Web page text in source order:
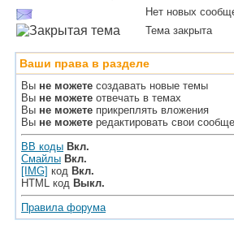
Нет новых
Тема закрыта
Ваши права в разделе
Вы не можете создавать новые темы
Вы не можете отвечать в темах
Вы не можете прикреплять вложения
Вы не можете редактировать свои
BB коды Вкл.
Смайлы Вкл.
[IMG] код Вкл.
HTML код Выкл.
Правила форума